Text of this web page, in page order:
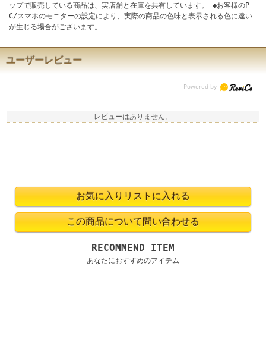
ップで販売している商品は、実店舗と在庫を共有しています。 ◆お客様のP
C/スマホのモニターの設定により、実際の商品の色味と表示される色に違い
が生じる場合がございます。
ユーザーレビュー
レビューはありません。
RECOMMEND ITEM
あなたにおすすめのアイテム